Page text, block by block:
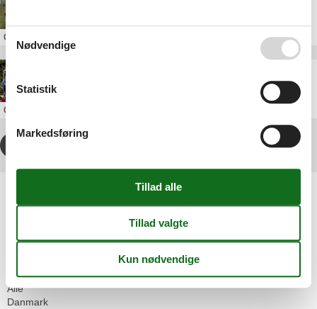
Om
Om
Alle
Inspiration
Alle
Danmark
Nødvendige
Statistik
Markedsføring